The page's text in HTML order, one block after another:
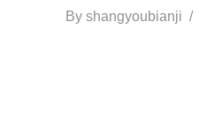
By shangyoubianji